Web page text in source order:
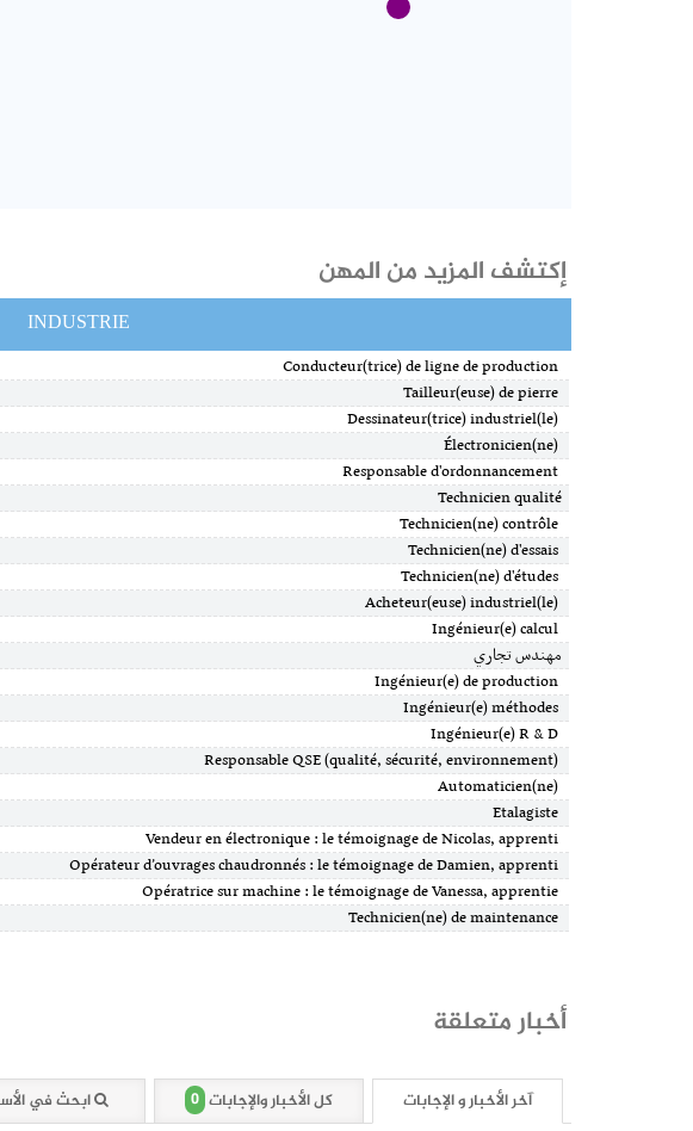
إكتشف المزيد من المهن
INDUSTRIE
مهندس تجاري
أخبار متعلقة
آخر الأخبار و الإجابات كل الأخبار والإجابات 0 ابحث في الأسئلة